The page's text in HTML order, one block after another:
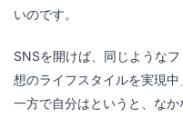
いのです。
SNSを開けば、同じような
想のライフスタイルを実現中
一方で自分はというと、な